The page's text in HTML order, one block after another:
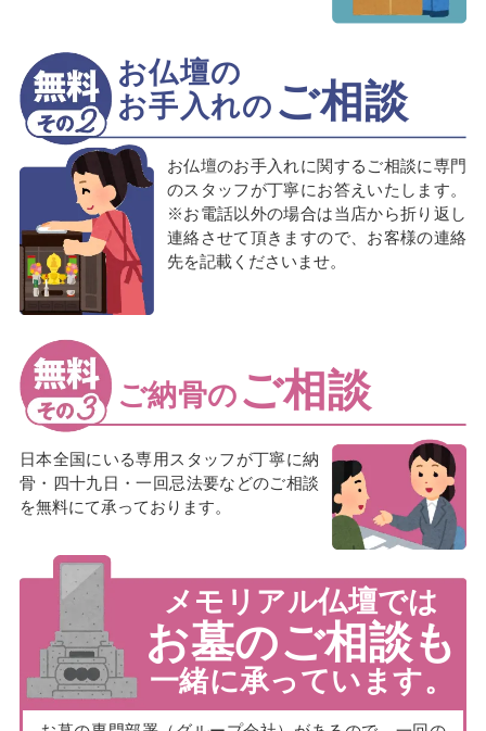
お仏壇の
お手入れの ご相談
お仏壇のお手入れに関するご相談に専門
のスタッフが丁寧にお答えいたします。
※お電話以外の場合は当店から折り返し
連絡させて頂きますので、お客様の連絡
先を記載くださいませ。
ご納骨の ご相談
日本全国にいる専用スタッフが丁寧に納
骨・四十九日・一回忌法要などのご相談
を無料にて承っております。
メモリアル仏壇では
お墓のご相談も
一緒に承っています。